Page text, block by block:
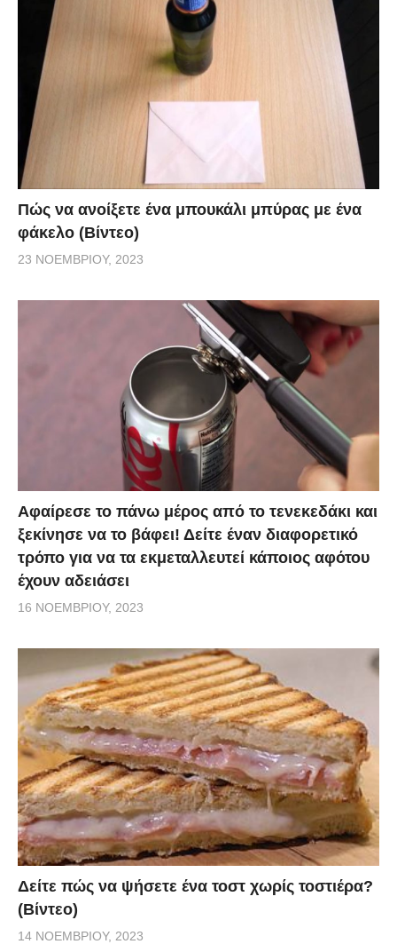
Πώς να ανοίξετε ένα μπουκάλι μπύρας με ένα
φάκελο (Βίντεο)
23 ΝΟΕΜΒΡΊΟΥ, 2023
Αφαίρεσε το πάνω μέρος από το τενεκεδάκι και
ξεκίνησε να το βάφει! Δείτε έναν διαφορετικό
τρόπο για να τα εκμεταλλευτεί κάποιος αφότου
έχουν αδειάσει
16 ΝΟΕΜΒΡΊΟΥ, 2023
Δείτε πώς να ψήσετε ένα τοστ χωρίς τοστιέρα?
(Βίντεο)
14 ΝΟΕΜΒΡΊΟΥ, 2023